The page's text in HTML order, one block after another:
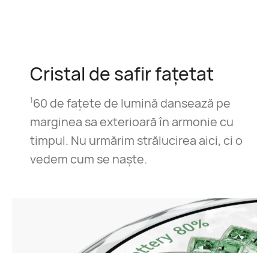
Cristal de safir fațetat
160 de fațete de lumină dansează pe
marginea sa exterioară în armonie cu
timpul. Nu urmărim strălucirea aici, ci o
vedem cum se naște.